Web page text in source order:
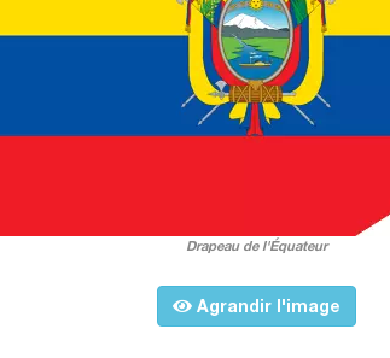
Drapeau de l'Équateur
Agrandir l'image